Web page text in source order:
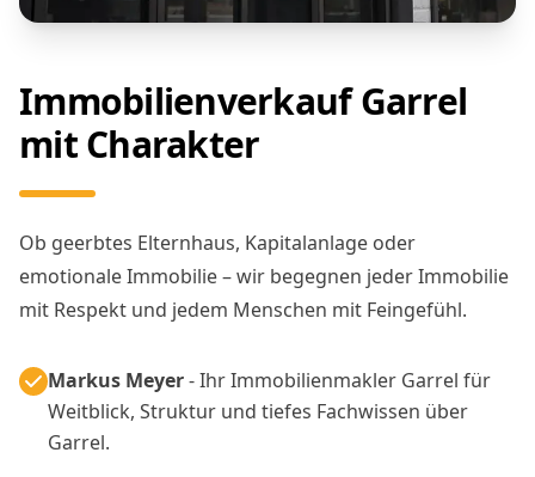
Immobilienverkauf Garrel
mit Charakter
Ob geerbtes Elternhaus, Kapitalanlage oder
emotionale Immobilie – wir begegnen jeder Immobilie
mit Respekt und jedem Menschen mit Feingefühl.
Markus Meyer- Ihr Immobilienmakler Garrel für
Weitblick, Struktur und tiefes Fachwissen über
Garrel.